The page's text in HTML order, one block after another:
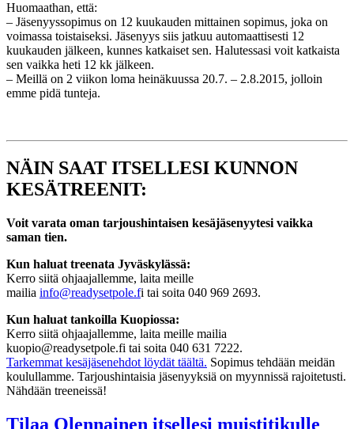
Huomaathan, että:
– Jäsenyyssopimus on 12 kuukauden mittainen sopimus, joka on
voimassa toistaiseksi. Jäsenyys siis jatkuu automaattisesti 12
kuukauden jälkeen, kunnes katkaiset sen. Halutessasi voit katkaista
sen vaikka heti 12 kk jälkeen.
– Meillä on 2 viikon loma heinäkuussa 20.7. – 2.8.2015, jolloin
emme pidä tunteja.
NÄIN SAAT ITSELLESI KUNNON
KESÄTREENIT:
Voit varata oman tarjoushintaisen kesäjäsenyytesi vaikka
saman tien.
Kun haluat treenata Jyväskylässä:
Kerro siitä ohjaajallemme, laita meille
mailia info@readysetpole.fi tai soita 040 969 2693.
Kun haluat tankoilla Kuopiossa:
Kerro siitä ohjaajallemme, laita meille mailia
kuopio@readysetpole.fi tai soita 040 631 7222.
Tarkemmat kesäjäsenehdot löydät täältä. Sopimus tehdään meidän
koulullamme. Tarjoushintaisia jäsenyyksiä on myynnissä rajoitetusti.
Nähdään treeneissä!
Tilaa Olennainen itsellesi muistitikulle